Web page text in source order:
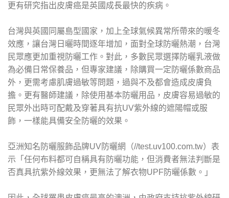
更有研究指出皮膚癌是英國成長最快的疾病。
台灣與英國同屬島型國家，加上全球氣候異常所帶來的暖冬
效應，讓台灣日曬時間逐年增加，面對全球防曬熱潮，台灣
民眾應更加重視防曬工作。對此，多數民眾選擇防曬乳液做
為必備日常保養品，但專家建議，除購買一定防曬係數商品
外，更需考慮肌膚過敏等問題，過與不及都會造成皮膚負
擔。更有醫師建議，除使用基本防曬用品，皮膚容易過敏的
民眾外出時可配戴及穿著具有抗UV紫外線的遮陽帽或服
飾，一樣能具備安全防曬的效果。
亞洲知名防曬服飾品牌UV防曬網（//test.uv100.com.tw）表
示「任何布料都可自稱具有防曬功能，但消費者無法判斷是
否真具抗紫外線效果，更無法了解衣物UPF防曬係數。」